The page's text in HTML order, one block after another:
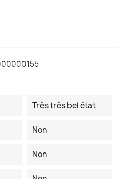
Très très bel état
Non
Non